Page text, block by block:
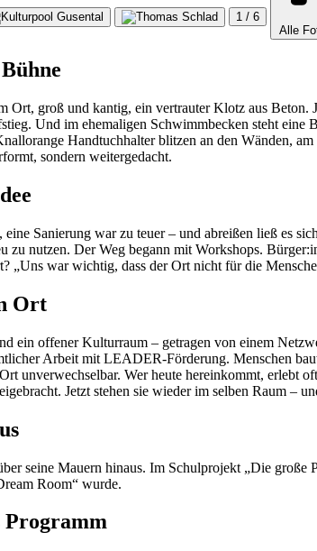
1 / 6
Alle
Ort, groß und kantig, ein vertrauter Klotz aus
Und im ehemaligen Schwimmbecken steht
Handtuchhalter blitzen an den Wänden,
sondern weitergedacht.
eine Sanierung war zu teuer – und abreißen ließ es
zu nutzen. Der Weg begann mit Workshops.
„Uns war wichtig, dass der Ort nicht für die
Ort
ein offener Kulturraum – getragen von einem
Arbeit mit LEADER-Förderung. Menschen
unverwechselbar. Wer heute hereinkommt, erlebt
Jetzt stehen sie wieder im selben Raum –
seine Mauern hinaus. Im Schulprojekt „Die große
Room“ wurde.